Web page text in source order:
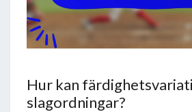
Hur kan
slagordningar?